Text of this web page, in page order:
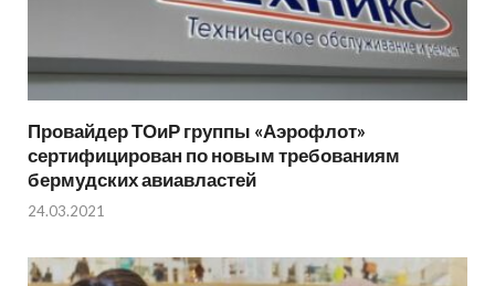
Провайдер ТОиР группы «Аэрофлот»
сертифицирован по новым требованиям
бермудских авиавластей
24.03.2021